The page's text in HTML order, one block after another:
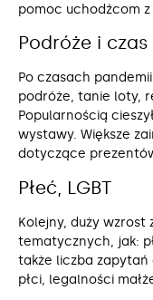
pomoc uchodźcom
Podróże i
Po czasach
podróże, tanie loty,
Popularnością
wystawy. Większe
dotyczące
Płeć, LGBT
Kolejny, duży
tematycznych, jak:
także liczba
płci, legalności